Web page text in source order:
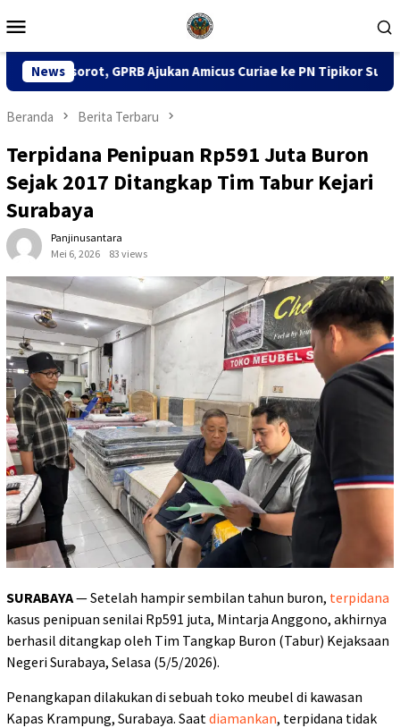
ke
Mobile
News
Ajukan Amicus Curiae ke PN Tipikor Surabaya 141
Beranda Berita Terbaru
Terpidana Penipuan Rp591 Juta Buron
Sejak 2017 Ditangkap Tim Tabur Kejari
Surabaya
Panjinusantara
Mei 6, 2026
83 views
SURABAYA— Setelah hampir sembilan tahun buron, terpidana
kasus penipuan senilai Rp591 juta, Mintarja Anggono, akhirnya
berhasil ditangkap oleh Tim Tangkap Buron (Tabur) Kejaksaan
Negeri Surabaya, Selasa (5/5/2026).
Penangkapan dilakukan di sebuah toko meubel di kawasan
Kapas Krampung, Surabaya. Saat diamankan, terpidana tidak